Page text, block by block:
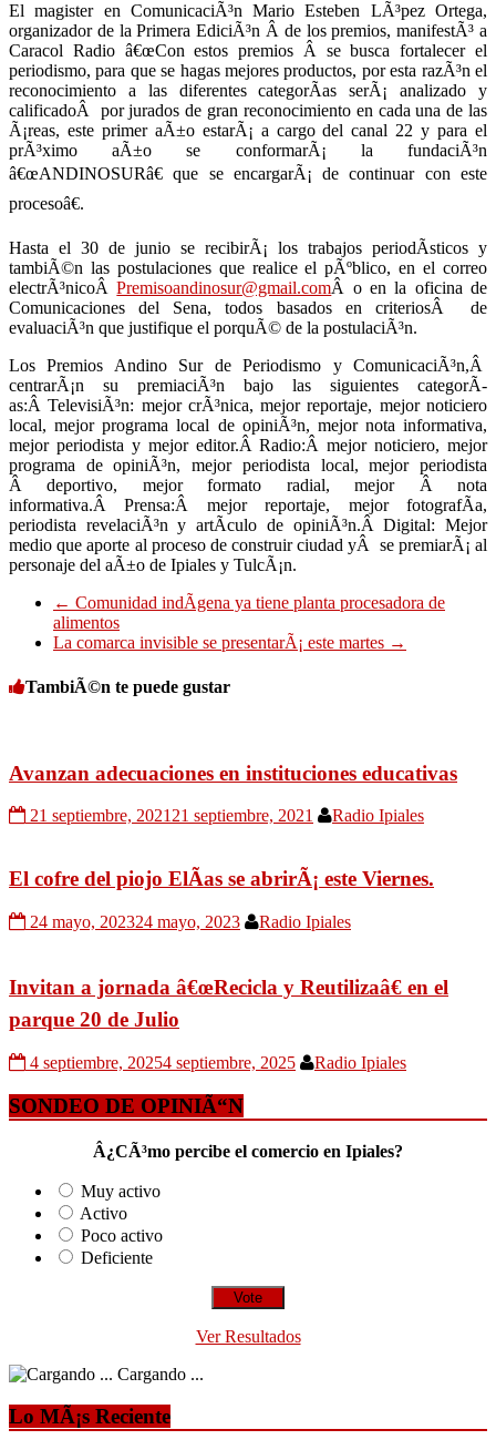
El magister en ComunicaciÃ³n Mario Esteben LÃ³pez Ortega,
organizador de la Primera EdiciÃ³n Â de los premios, manifestÃ³ a
Caracol Radio â€œCon estos premios Â se busca fortalecer el
periodismo, para que se hagas mejores productos, por esta razÃ³n el
reconocimiento a las diferentes categorÃ­as serÃ¡ analizado y
calificadoÂ por jurados de gran reconocimiento en cada una de las
Ã¡reas, este primer aÃ±o estarÃ¡ a cargo del canal 22 y para el
prÃ³ximo aÃ±o se conformarÃ¡ la fundaciÃ³n
â€œANDINOSURâ€ que se encargarÃ¡ de continuar con este
procesoâ€.
Hasta el 30 de junio se recibirÃ¡ los trabajos periodÃ­sticos y
tambiÃ©n las postulaciones que realice el pÃºblico, en el correo
electrÃ³nicoÂPremisoandinosur@gmail.comÂ o en la oficina de
Comunicaciones del Sena, todos basados en criteriosÂ de
evaluaciÃ³n que justifique el porquÃ© de la postulaciÃ³n.
Los Premios Andino Sur de Periodismo y ComunicaciÃ³n,Â
centrarÃ¡n su premiaciÃ³n bajo las siguientes categorÃ­
as:Â TelevisiÃ³n: mejor crÃ³nica, mejor reportaje, mejor noticiero
local, mejor programa local de opiniÃ³n, mejor nota informativa,
mejor periodista y mejor editor.Â Radio:Â mejor noticiero, mejor
programa de opiniÃ³n, mejor periodista local, mejor periodista
Â deportivo, mejor formato radial, mejor Â nota
informativa.Â Prensa:Â mejor reportaje, mejor fotografÃ­a,
periodista revelaciÃ³n y artÃ­culo de opiniÃ³n.Â Digital: Mejor
medio que aporte al proceso de construir ciudad yÂ se premiarÃ¡ al
personaje del aÃ±o de Ipiales y TulcÃ¡n.
← Comunidad indÃ­gena ya tiene planta procesadora de
alimentos
La comarca invisible se presentarÃ¡ este martes →
TambiÃ©n te puede gustar
Avanzan adecuaciones en instituciones educativas
21 septiembre, 2021 21 septiembre, 2021 Radio Ipiales
El cofre del piojo ElÃ­as se abrirÃ¡ este Viernes.
24 mayo, 202324 mayo, 2023 Radio Ipiales
Invitan a jornada â€œRecicla y Reutilizaâ€ en el
parque 20 de Julio
4 septiembre, 20254 septiembre, 2025 Radio Ipiales
SONDEO DE OPINIÃ“N
Â¿CÃ³mo percibe el comercio en Ipiales?
Muy activo
Activo
Poco activo
Deficiente
Ver Resultados
Cargando ...
Lo MÃ¡s Reciente